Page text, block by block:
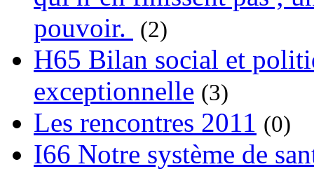
pouvoir.
(2)
H65 Bilan social et
exceptionnelle (3)
Les rencontres 2011 (0)
I66 Notre système de